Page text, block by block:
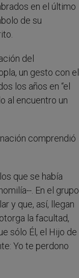
en el último
de su
del
un gesto con el
los años en “el
al encuentro un
comprendió
que se había
. En el grupo
y que, así, llegan
la facultad,
sólo Él, el Hijo de
Yo te perdono